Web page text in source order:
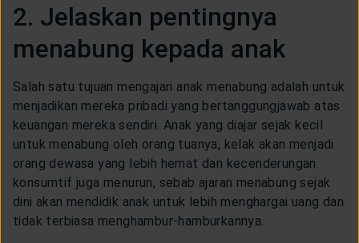
2. Jelaskan pentingnya
menabung kepada anak
Salah satu tujuan mengajari anak menabung adalah untuk
menjadikan mereka pribadi yang bertanggungjawab atas
keuangan mereka sendiri. Anak yang diajar sejak kecil
untuk menabung oleh orang tuanya, kelak akan menjadi
orang dewasa yang lebih hemat dan kecenderungan
konsumtif juga menurun, sebab ajaran menabung sejak
dini akan mendidik anak untuk lebih menghargai uang dan
tidak terbiasa menghambur-hamburkannya.